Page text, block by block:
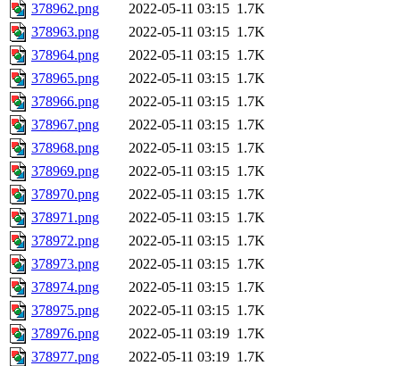
378962.png
2022-05-11 03:15 1.7K
378963.png
2022-05-11 03:15 1.7K
378964.png
2022-05-11 03:15 1.7K
378965.png
2022-05-11 03:15 1.7K
378966.png
2022-05-11 03:15 1.7K
378967.png
2022-05-11 03:15 1.7K
378968.png
2022-05-11 03:15 1.7K
378969.png
2022-05-11 03:15 1.7K
378970.png
2022-05-11 03:15 1.7K
378971.png
2022-05-11 03:15 1.7K
378972.png
2022-05-11 03:15 1.7K
378973.png
2022-05-11 03:15 1.7K
378974.png
2022-05-11 03:15 1.7K
378975.png
2022-05-11 03:15 1.7K
378976.png
2022-05-11 03:19 1.7K
378977.png
2022-05-11 03:19 1.7K